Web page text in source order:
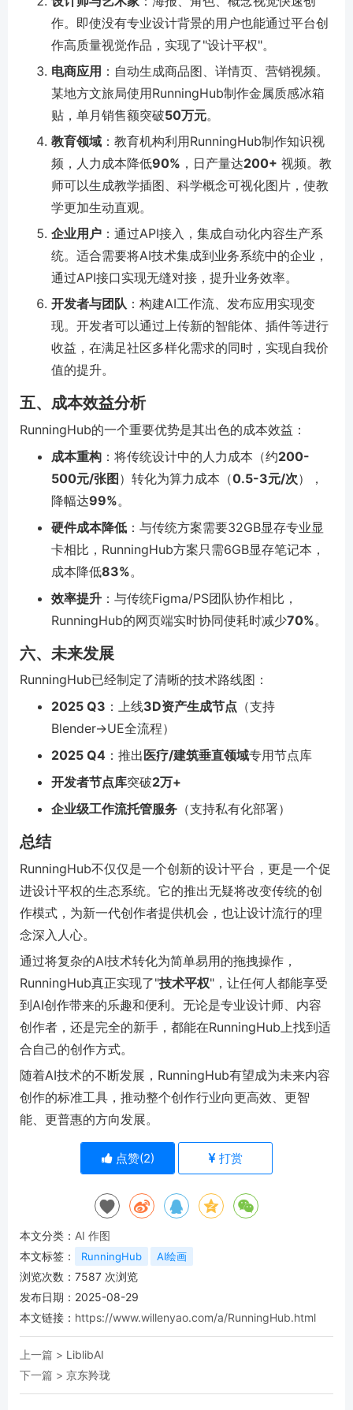
作。即使没有专业设计背景的用户也能通过平台创
作高质量视觉作品，实现了"设计平权"。
电商应用 ：自动生成商品图、详情页、营销视频。
某地方文旅局使用RunningHub制作金属质感冰箱
贴，单月销售额突破50万元。
教育领域 ：教育机构利用RunningHub制作知识视
频，人力成本降低90% ，日产量达200+ 视频。教
师可以生成教学插图、科学概念可视化图片，使教
学更加生动直观。
企业用户 ：通过API接入，集成自动化内容生产系
统。适合需要将AI技术集成到业务系统中的企业，
通过API接口实现无缝对接，提升业务效率。
开发者与团队 ：构建AI工作流、发布应用实现变
现。开发者可以通过上传新的智能体、插件等进行
收益，在满足社区多样化需求的同时，实现自我价
值的提升。
五、成本效益分析
RunningHub的一个重要优势是其出色的成本效益：
成本重构 ：将传统设计中的人力成本（约200-
500元/张图）转化为算力成本（0.5-3元/次），
降幅达99%。
硬件成本降低 ：与传统方案需要32GB显存专业显
卡相比，RunningHub方案只需6GB显存笔记本，
成本降低83%。
效率提升 ：与传统Figma/PS团队协作相比，
RunningHub的网页端实时协同使耗时减少70%。
六、未来发展
RunningHub已经制定了清晰的技术路线图：
2025 Q3 ：上线3D资产生成节点 （支持
Blender→UE全流程）
2025 Q4 ：推出 医疗/建筑垂直领域专用节点库
开发者节点库突破2万+
企业级工作流托管服务 （支持私有化部署）
总结
RunningHub不仅仅是一个创新的设计平台，更是一个促
进设计平权的生态系统。它的推出无疑将改变传统的创
作模式，为新一代创作者提供机会，也让设计流行的理
念深入人心。
通过将复杂的AI技术转化为简单易用的拖拽操作，
RunningHub真正实现了"技术平权"，让任何人都能享受
到AI创作带来的乐趣和便利。无论是专业设计师、内容
创作者，还是完全的新手，都能在RunningHub上找到适
合自己的创作方式。
随着AI技术的不断发展，RunningHub有望成为未来内容
创作的标准工具，推动整个创作行业向更高效、更智
能、更普惠的方向发展。
点赞(2) 打赏
本文分类： AI 作图
本文标签：
RunningHub AI绘画
浏览次数： 7587 次浏览
发布日期：2025-08-29
本文链接： https://www.willenyao.com/a/RunningHub.html
上一篇 > LiblibAI
下一篇 > 京东羚珑